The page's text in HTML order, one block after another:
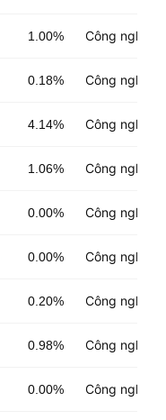
1.00% Công nghệ
0.18% Công nghệ
4.14% Công nghệ
1.06% Công nghệ
0.00% Công nghiệp
0.00% Công nghiệp
0.20% Công nghệ
0.98% Công nghiệp
0.00% Công nghiệp